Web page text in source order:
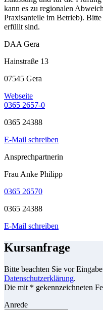
kann es zu regionalen
Praxisanteile im Betrieb).
erfüllt sind.
DAA Gera
Hainstraße 13
07545 Gera
Webseite
0365 2657-0
0365 24388
E-Mail schreiben
Ansprechpartnerin
Frau Anke Philipp
0365 26570
0365 24388
E-Mail schreiben
Kursanfrage
Bitte beachten Sie vor
Datenschutzerklärung.
Die mit * gekennzeichneten
Anrede